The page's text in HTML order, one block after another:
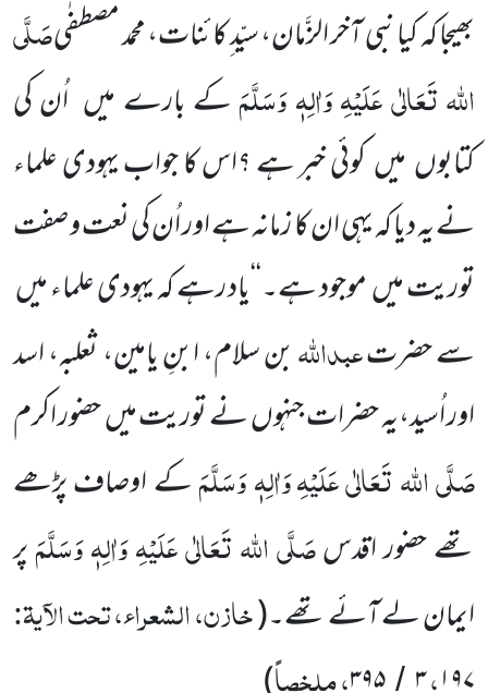
بھیجا کہ کیا نبی آخر الزَّمان، سیّد ِکائنات، محمد مصطفٰیصَلَّی
اللہ تَعَالٰی عَلَیْہِ وَاٰلِہٖ وَسَلَّمَکے بارے میں اُن کی
کتابوں میں کوئی خبر ہے ؟اس کا جواب یہودی علماء
نے یہ دیا کہ یہی ان کا زمانہ ہے اور اُن کی نعت و صفت
توریت میں موجود ہے۔‘‘یاد رہے کہ یہودی علماء میں
سے حضرتعبداللہبن سلام، ابنِ یامین، ثعلبہ، اسد
اور اُسید،یہ حضرات جنہوں نے توریت میں حضور اکرم
صَلَّی اللہ تَعَالٰی عَلَیْہِوَاٰلِہٖ وَسَلَّمَکے اوصاف پڑھے
تھے حضور اقدسصَلَّی اللہ تَعَالٰی عَلَیْہِ وَاٰلِہٖ وَسَلَّمَپر
ایمان لے آئے تھے۔(خازن، الشعراء، تحت الآیۃ:
، / ، ملخصاً